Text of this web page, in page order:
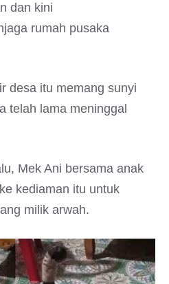
dan kini
rumah pusaka
desa itu memang sunyi
telah lama meninggal
Mek Ani bersama anak
kediaman itu untuk
milik arwah.